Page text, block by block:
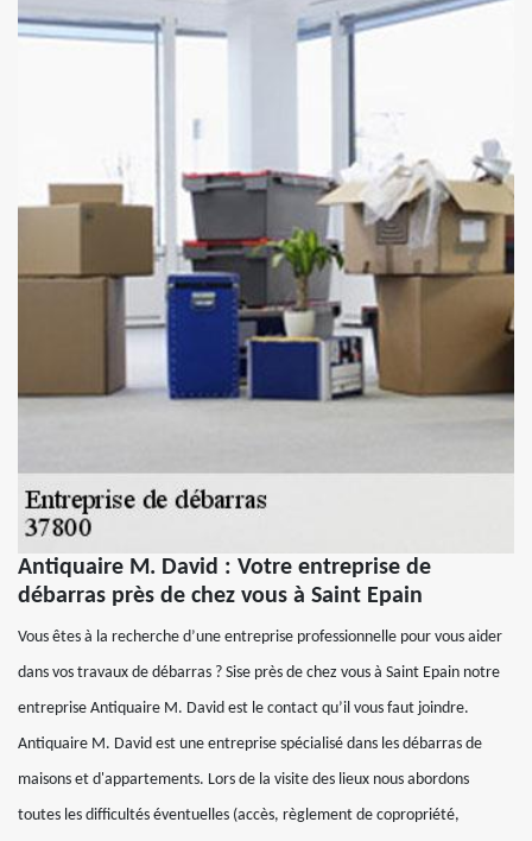
Antiquaire M. David : Votre entreprise de
débarras près de chez vous à Saint Epain
Vous êtes à la recherche d’une entreprise professionnelle pour vous aider
dans vos travaux de débarras ? Sise près de chez vous à Saint Epain notre
entreprise Antiquaire M. David est le contact qu’il vous faut joindre.
Antiquaire M. David est une entreprise spécialisé dans les débarras de
maisons et d'appartements. Lors de la visite des lieux nous abordons
toutes les difficultés éventuelles (accès, règlement de copropriété,